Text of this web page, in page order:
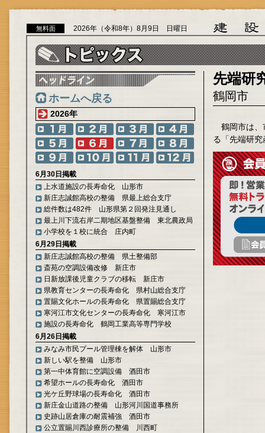
無料面 2026年（令和8年）8月9日 日曜日
ホームへ戻る
2026年
6月30日掲載
上水道施設の長寿命化 山形市
新庄志誠館高校の整備 県最上総合支庁
総件数は482件 山形県第２回発注見通し
最上川下流右岸二期地区基盤整備 東北農政局
小学校を１校に統合 庄内町
6月29日掲載
新庄志誠館高校の整備 県土整備部
斎苑の空調設備改修 新庄市
日新放課後児童クラブの移転 新庄市
県教育センターの長寿命化 県村山総合支庁
置賜文化ホールの長寿命化 県置賜総合支庁
寒河江市文化センターの長寿命化 寒河江市
施設の長寿命化 鶴岡工業高等専門学校
6月26日掲載
みなみ市民プール管理棟を解体 山形市
新しい駅を整備 山形市
第一中体育館に空調設備 酒田市
希望ホールの長寿命化 酒田市
光ケ丘野球場の長寿命化 酒田市
新庄金山道路の整備 山形河川国道事務所
史跡山居倉庫の耐震補強 酒田市
公立置賜川西診療所の整備 川西町
先端研
鶴岡市
鶴岡市は、
る「先端研